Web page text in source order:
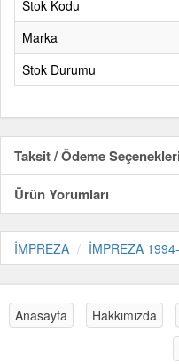
Stok Kodu
Marka
Stok Durumu
Taksit / Ödeme Seçenekleri
Ürün Yorumları
İMPREZA İMPREZA
Anasayfa Hakkımızda